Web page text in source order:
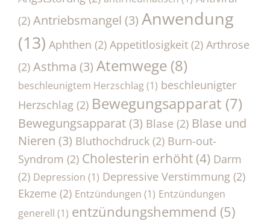
(2) Antriebsmangel (3) Anwendung
(13) Aphthen (2) Appetitlosigkeit (2) Arthrose
(2) Asthma (3) Atemwege (8)
beschleunigtem Herzschlag(1) beschleunigter
Herzschlag (2) Bewegungsapparat (7)
Bewegungsapparat (3) Blase (2) Blase und
Nieren (3) Bluthochdruck (2) Burn-out-
Syndrom (2) Cholesterin erhöht (4) Darm
(2) Depression (1) Depressive Verstimmung (2)
Ekzeme (2) Entzündungen (1) Entzündungen
generell (1) entzündungshemmend (5)